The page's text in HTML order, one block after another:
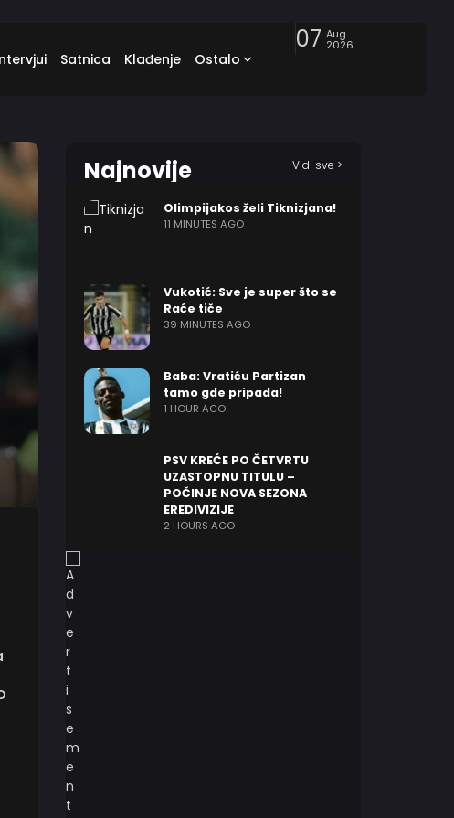
Satnica Klađenje Ostalo
07 Aug
2026
Najnovije Vidi sve >
Olimpijakos želi Tiknizjana!
11 MINUTES AGO
Vukotić: Sve je super što se
Raće tiče
39 MINUTES AGO
Baba: Vratiću Partizan
tamo gde pripada!
1 HOUR AGO
PSV KREĆE PO ČETVRTU
UZASTOPNU TITULU –
POČINJE NOVA SEZONA
EREDIVIZIJE
2 HOURS AGO